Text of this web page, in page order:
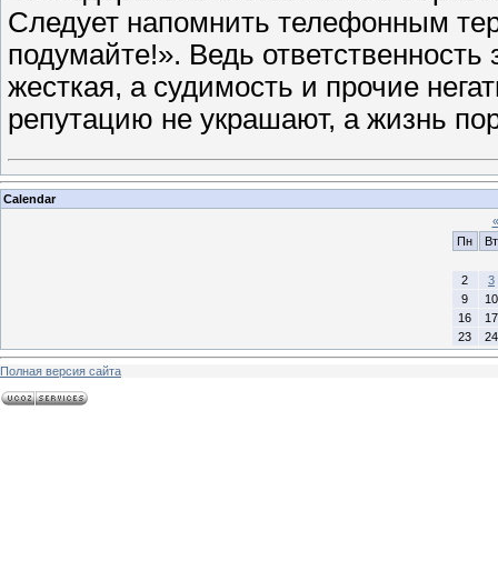
Следует напомнить телефонным
подумайте!». Ведь
жесткая, а судимость и прочие
репутацию не украшают, а жизнь
Calendar
«
Пн
Вт
2
3
9
10
16
17
23
24
Полная версия сайта